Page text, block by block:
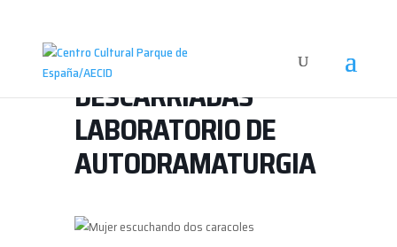
DESCARRIADAS
LABORATORIO DE
AUTODRAMATURGIA